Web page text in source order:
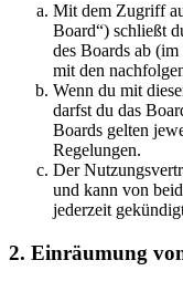
Mit dem Zugriff
Board“) schließt
des Boards ab
mit den
Wenn du mit
darfst du das
Boards gelten
Regelungen.
Der
und kann von
jederzeit
2. Einräumung